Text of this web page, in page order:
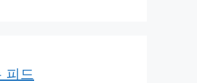
피드